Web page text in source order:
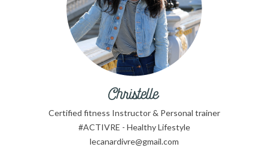
Certified fitness Instructor & Personal trainer
#ACTIVRE - Healthy Lifestyle
lecanardivre@gmail.com